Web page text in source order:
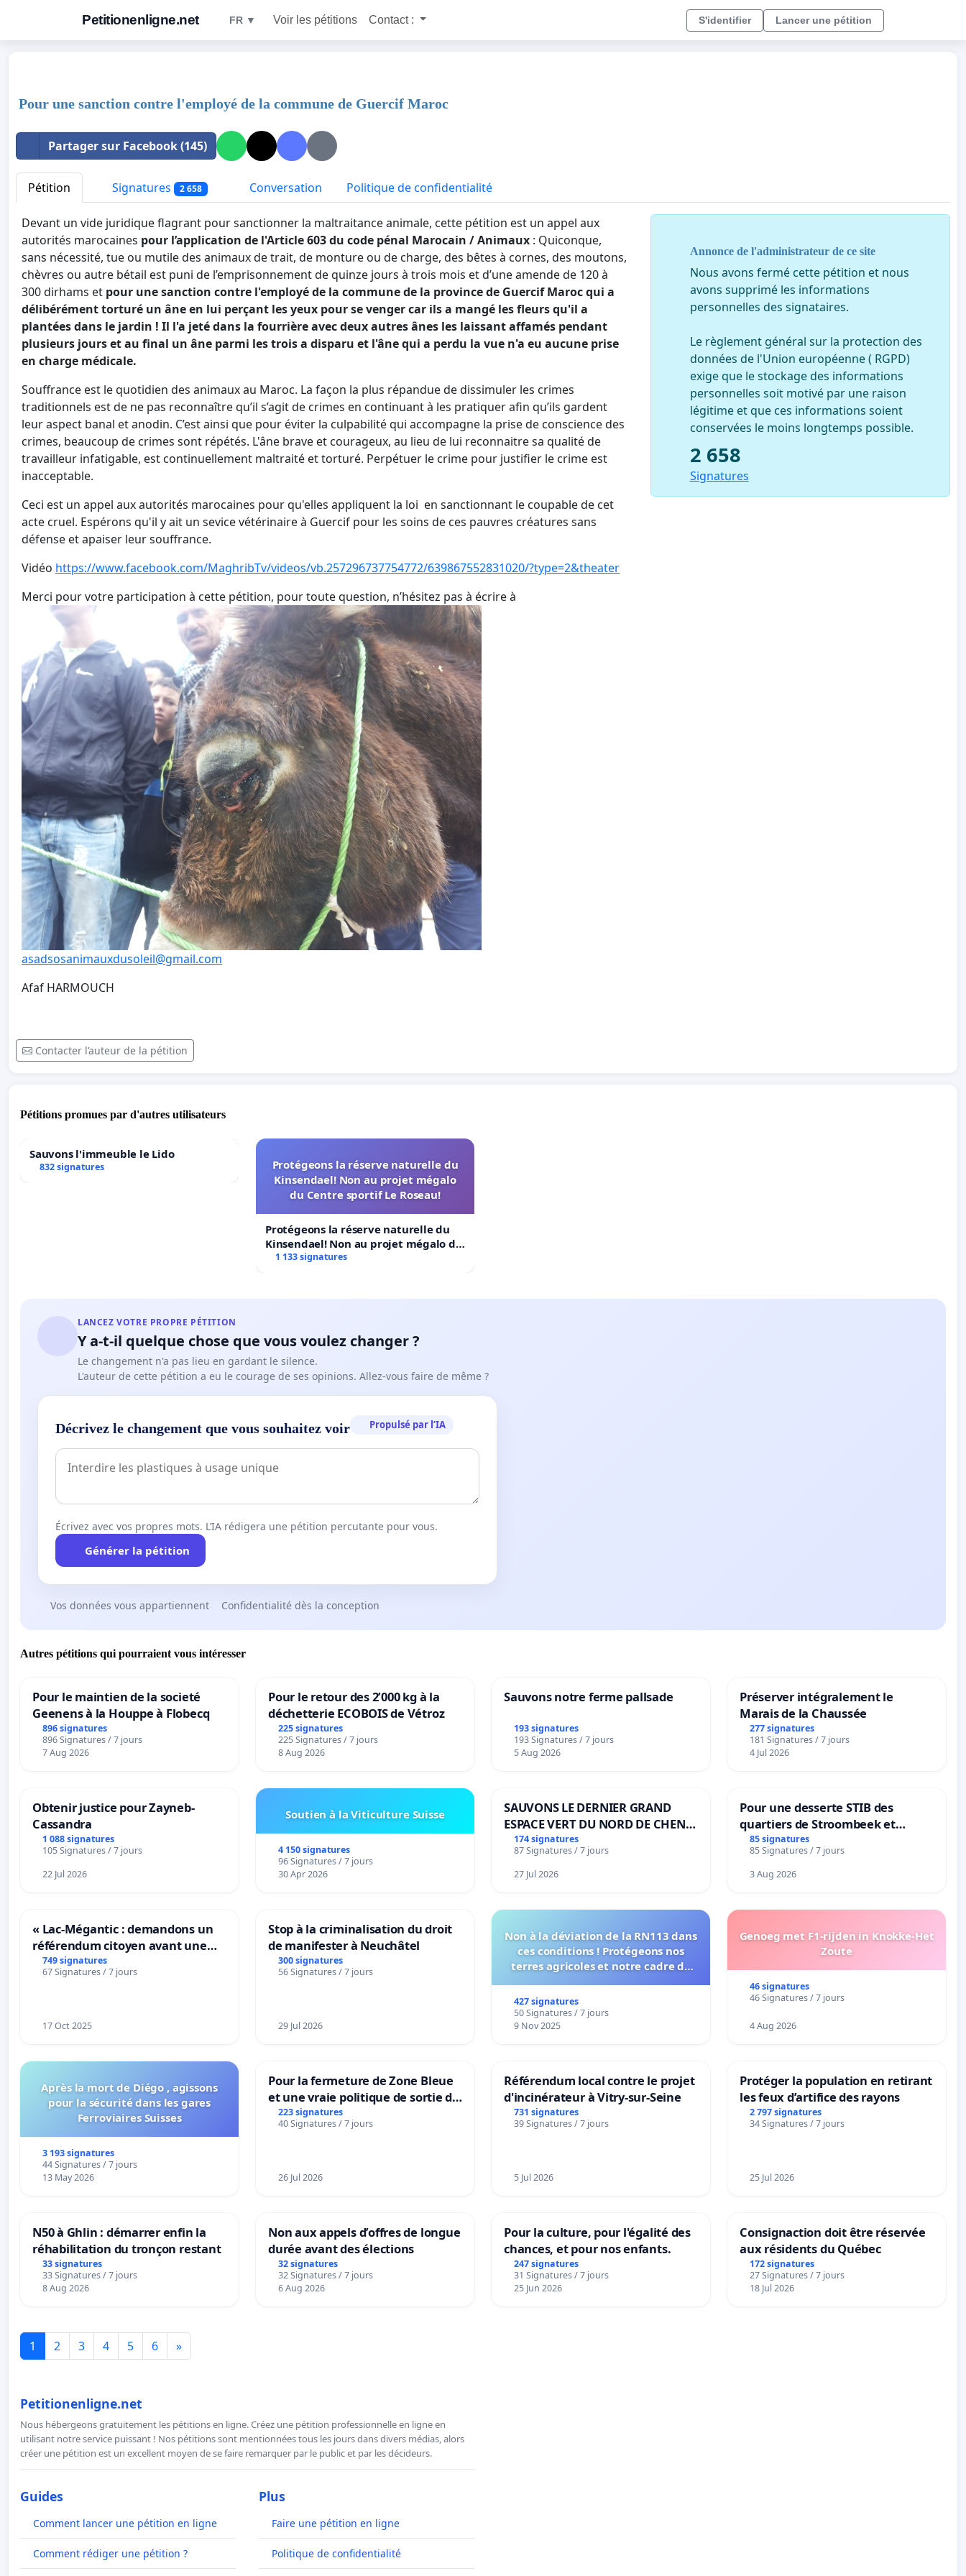
Petitionenligne.net FR ▼ Voir les pétitions Contact : S'identifier Lancer une pétition
Pour une sanction contre l'employé de la commune de Guercif Maroc
Partager sur Facebook (145)
Pétition Signatures 2 658 Conversation Politique de confidentialité
Devant un vide juridique flagrant pour sanctionner la maltraitance animale, cette pétition est un appel aux
autorités marocaines pour l’application de l'Article 603 du code pénal Marocain / Animaux : Quiconque,
sans nécessité, tue ou mutile des animaux de trait, de monture ou de charge, des bêtes à cornes, des moutons,
chèvres ou autre bétail est puni de l’emprisonnement de quinze jours à trois mois et d’une amende de 120 à
300 dirhams et pour une sanction contre l'employé de la commune de la province de Guercif Maroc qui a
délibérément torturé un âne en lui perçant les yeux pour se venger car ils a mangé les fleurs qu'il a
plantées dans le jardin ! Il l'a jeté dans la fourrière avec deux autres ânes les laissant affamés pendant
plusieurs jours et au final un âne parmi les trois a disparu et l'âne qui a perdu la vue n'a eu aucune prise
en charge médicale.
Souffrance est le quotidien des animaux au Maroc. La façon la plus répandue de dissimuler les crimes
traditionnels est de ne pas reconnaître qu’il s’agit de crimes en continuant à les pratiquer afin qu’ils gardent
leur aspect banal et anodin. C’est ainsi que pour éviter la culpabilité qui accompagne la prise de conscience des
crimes, beaucoup de crimes sont répétés. L'âne brave et courageux, au lieu de lui reconnaitre sa qualité de
travailleur infatigable, est continuellement maltraité et torturé. Perpétuer le crime pour justifier le crime est
inacceptable.
Ceci est un appel aux autorités marocaines pour qu'elles appliquent la loi en sanctionnant le coupable de cet
acte cruel. Espérons qu'il y ait un sevice vétérinaire à Guercif pour les soins de ces pauvres créatures sans
défense et apaiser leur souffrance.
Vidéo https://www.facebook.com/MaghribTv/videos/vb.257296737754772/639867552831020/?type=2&theater
Merci pour votre participation à cette pétition, pour toute question, n’hésitez pas à écrire à
asadsosanimauxdusoleil@gmail.com
Afaf HARMOUCH
Contacter l’auteur de la pétition
Annonce de l'administrateur de ce site
Nous avons fermé cette pétition et nous
avons supprimé les informations
personnelles des signataires.
Le règlement général sur la protection des
données de l'Union européenne ( RGPD)
exige que le stockage des informations
personnelles soit motivé par une raison
légitime et que ces informations soient
conservées le moins longtemps possible.
2 658
Signatures
Pétitions promues par d'autres utilisateurs
Sauvons l'immeuble le Lido
832 signatures
Protégeons la réserve naturelle du
Kinsendael! Non au projet mégalo
du Centre sportif Le Roseau!
Protégeons la réserve naturelle du
Kinsendael! Non au projet mégalo du
Centre sportif Le Roseau!
1 133 signatures
LANCEZ VOTRE PROPRE PÉTITION
Y a-t-il quelque chose que vous voulez changer ?
Le changement n'a pas lieu en gardant le silence.
L'auteur de cette pétition a eu le courage de ses opinions. Allez-vous faire de même ?
Décrivez le changement que vous souhaitez voir Propulsé par l’IA
Écrivez avec vos propres mots. L’IA rédigera une pétition percutante pour vous.
Générer la pétition
Vos données vous appartiennent Confidentialité dès la conception
Autres pétitions qui pourraient vous intéresser
Pour le maintien de la societé
Geenens à la Houppe à Flobecq
896 signatures
896 Signatures / 7 jours
7 Aug 2026
Pour le retour des 2’000 kg à la
déchetterie ECOBOIS de Vétroz
225 signatures
225 Signatures / 7 jours
8 Aug 2026
Sauvons notre ferme pallsade
193 signatures
193 Signatures / 7 jours
5 Aug 2026
Préserver intégralement le
Marais de la Chaussée
277 signatures
181 Signatures / 7 jours
4 Jul 2026
Obtenir justice pour Zayneb-
Cassandra
1 088 signatures
105 Signatures / 7 jours
22 Jul 2026
Soutien à la Viticulture Suisse
4 150 signatures
96 Signatures / 7 jours
30 Apr 2026
SAUVONS LE DERNIER GRAND
ESPACE VERT DU NORD DE CHENE-
BOUGERIES
174 signatures
87 Signatures / 7 jours
27 Jul 2026
Pour une desserte STIB des
quartiers de Stroombeek et
Beauval - Voor een MIVB-
bediening van de wijken
Strombeek en Het Voor
85 signatures
85 Signatures / 7 jours
3 Aug 2026
« Lac-Mégantic : demandons un
référendum citoyen avant une
transformation irréversible de
notre territoire »
749 signatures
67 Signatures / 7 jours
17 Oct 2025
Stop à la criminalisation du droit
de manifester à Neuchâtel
300 signatures
56 Signatures / 7 jours
29 Jul 2026
Non à la déviation de la RN113 dans
ces conditions ! Protégeons nos
terres agricoles et notre cadre de
427 signatures
50 Signatures / 7 jours
9 Nov 2025
Genoeg met F1-rijden in Knokke-Het
Zoute
46 signatures
46 Signatures / 7 jours
4 Aug 2026
Après la mort de Diégo , agissons
pour la sécurité dans les gares
Ferroviaires Suisses
3 193 signatures
44 Signatures / 7 jours
13 May 2026
Pour la fermeture de Zone Bleue
et une vraie politique de sortie de
la dépendance
223 signatures
40 Signatures / 7 jours
26 Jul 2026
Référendum local contre le projet
d'incinérateur à Vitry-sur-Seine
731 signatures
39 Signatures / 7 jours
5 Jul 2026
Protéger la population en retirant
les feux d’artifice des rayons
2 797 signatures
34 Signatures / 7 jours
25 Jul 2026
N50 à Ghlin : démarrer enfin la
réhabilitation du tronçon restant
33 signatures
33 Signatures / 7 jours
8 Aug 2026
Non aux appels d’offres de longue
durée avant des élections
32 signatures
32 Signatures / 7 jours
6 Aug 2026
Pour la culture, pour l'égalité des
chances, et pour nos enfants.
247 signatures
31 Signatures / 7 jours
25 Jun 2026
Consignaction doit être réservée
aux résidents du Québec
172 signatures
27 Signatures / 7 jours
18 Jul 2026
1 2 3 4 5 6 »
Petitionenligne.net
Nous hébergeons gratuitement les pétitions en ligne. Créez une pétition professionnelle en ligne en
utilisant notre service puissant ! Nos pétitions sont mentionnées tous les jours dans divers médias, alors
créer une pétition est un excellent moyen de se faire remarquer par le public et par les décideurs.
Guides
Comment lancer une pétition en ligne
Comment rédiger une pétition ?
Plus
Faire une pétition en ligne
Politique de confidentialité